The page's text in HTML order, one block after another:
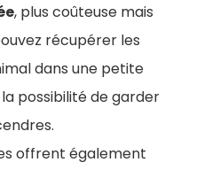
, plus coûteuse mais
récupérer les
dans une petite
possibilité de garder
offrent également